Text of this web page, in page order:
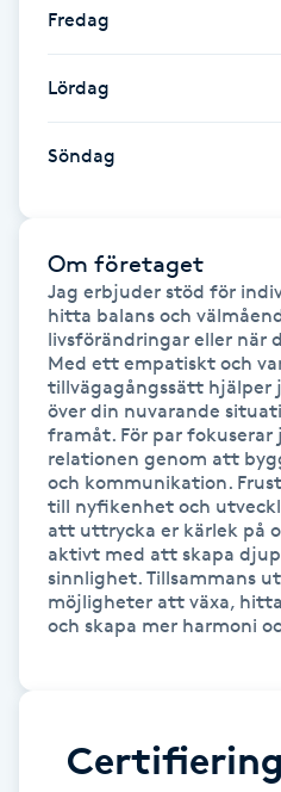
Hårborttagning
Hårbottenbehandling
Hårvård
Hälsa
Hälsprickor
Idrottsmassage
Fredag
Lördag
Söndag
Om företaget
Jag erbjuder stöd för
hitta balans och
livsförändringar eller när
Med ett empatiskt och
tillvägagångssätt hjälper
över din nuvarande
framåt. För par fokuserar
relationen genom att
och kommunikation.
till nyfikenhet och
att uttrycka er kärlek på
aktivt med att skapa
sinnlighet. Tillsammans
möjligheter att växa,
och skapa mer harmoni